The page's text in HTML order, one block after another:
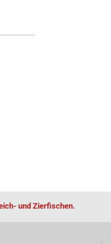
und Zierfischen.